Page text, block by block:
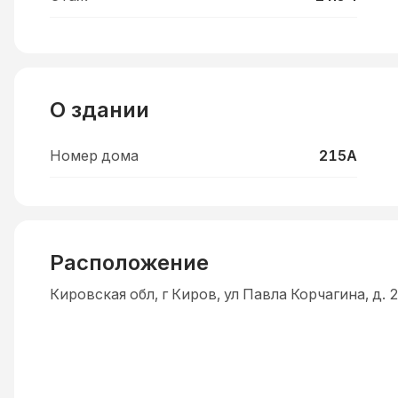
О здании
Номер дома 215А
Расположение
Кировская обл, г Киров, ул Павла Корчагина, д.